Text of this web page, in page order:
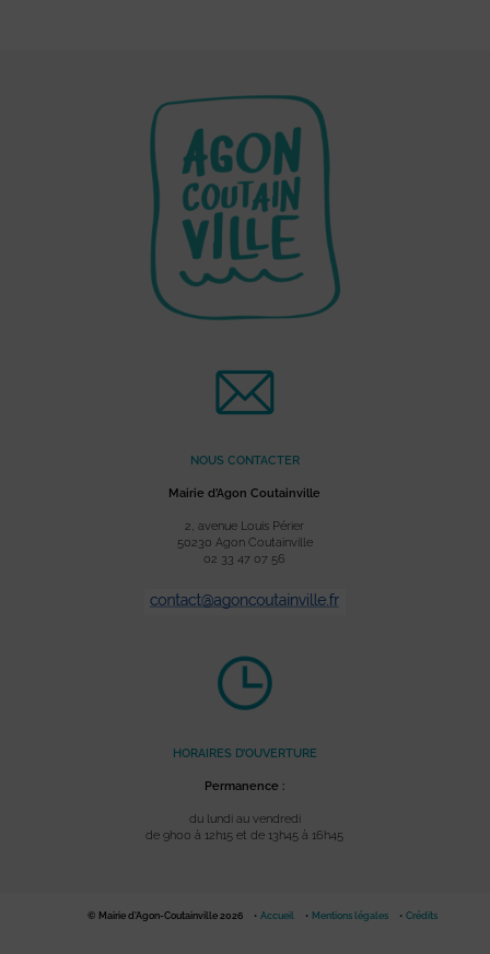
NOUS CONTACTER
Mairie d’Agon Coutainville
2, avenue Louis Périer
50230 Agon Coutainville
02 33 47 07 56
HORAIRES D’OUVERTURE
Permanence :
du lundi au vendredi
de 9h00 à 12h15 et de 13h45 à 16h45
© Mairie d'Agon-Coutainville 2026 Accueil Mentions légales Crédits